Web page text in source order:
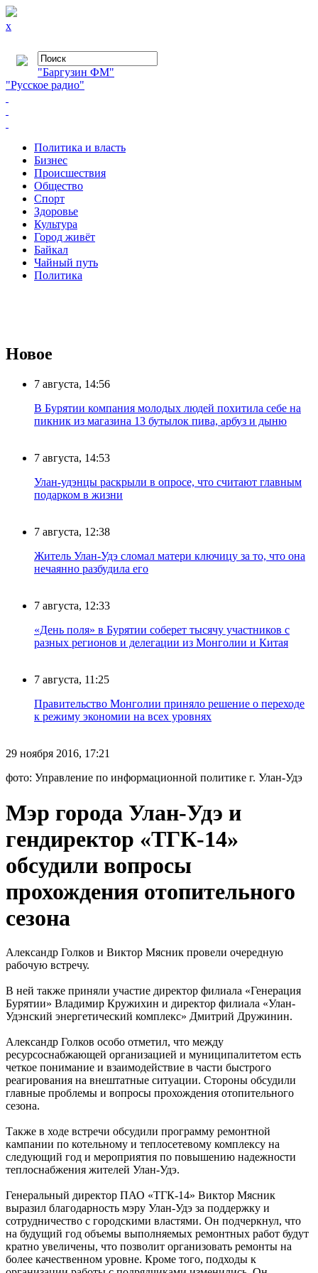
x
"Баргузин ФМ"
"Русское радио"
Политика и власть
Бизнес
Происшествия
Общество
Cпорт
Здоровье
Культура
Город живёт
Байкал
Чайный путь
Политика
Новое
7 августа, 14:56
В Бурятии компания молодых людей похитила себе на
пикник из магазина 13 бутылок пива, арбуз и дыню
7 августа, 14:53
Улан-удэнцы раскрыли в опросе, что считают главным
подарком в жизни
7 августа, 12:38
Житель Улан-Удэ сломал матери ключицу за то, что она
нечаянно разбудила его
7 августа, 12:33
«День поля» в Бурятии соберет тысячу участников с
разных регионов и делегации из Монголии и Китая
7 августа, 11:25
Правительство Монголии приняло решение о переходе
к режиму экономии на всех уровнях
29 ноября 2016, 17:21
фото: Управление по информационной политике г. Улан-Удэ
Мэр города Улан-Удэ и
гендиректор «ТГК-14»
обсудили вопросы
прохождения отопительного
сезона
Александр Голков и Виктор Мясник провели очередную
рабочую встречу.
В ней также приняли участие директор филиала «Генерация
Бурятии» Владимир Кружихин и директор филиала «Улан-
Удэнский энергетический комплекс» Дмитрий Дружинин.
Александр Голков особо отметил, что между
ресурсоснабжающей организацией и муниципалитетом есть
четкое понимание и взаимодействие в части быстрого
реагирования на внештатные ситуации. Стороны обсудили
главные проблемы и вопросы прохождения отопительного
сезона.
Также в ходе встречи обсудили программу ремонтной
кампании по котельному и теплосетевому комплексу на
следующий год и мероприятия по повышению надежности
теплоснабжения жителей Улан-Удэ.
Генеральный директор ПАО «ТГК-14» Виктор Мясник
выразил благодарность мэру Улан-Удэ за поддержку и
сотрудничество с городскими властями. Он подчеркнул, что
на будущий год объемы выполняемых ремонтных работ будут
кратно увеличены, что позволит организовать ремонты на
более качественном уровне. Кроме того, подходы к